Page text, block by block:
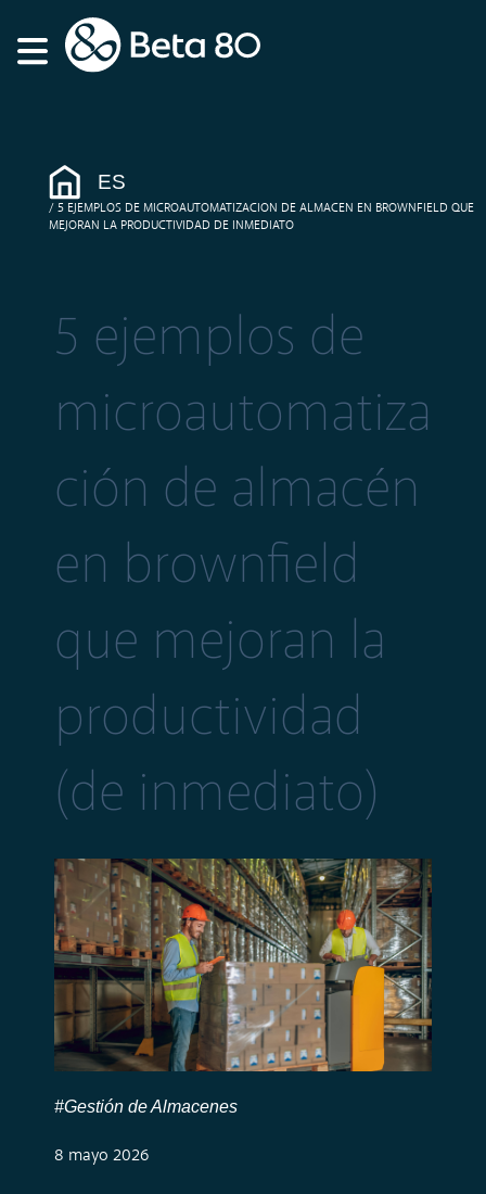
ES
5 EJEMPLOS DE MICROAUTOMATIZACION DE ALMACEN EN BROWNFIELD QUE
MEJORAN LA PRODUCTIVIDAD DE INMEDIATO
5 ejemplos de
microautomatiza
ción de almacén
en brownfield
que mejoran la
productividad
(de inmediato)
#Gestión de Almacenes
8 mayo 2026